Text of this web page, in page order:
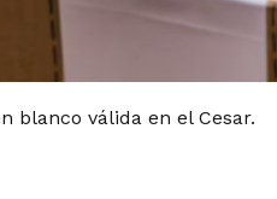
blanco válida en el Cesar.